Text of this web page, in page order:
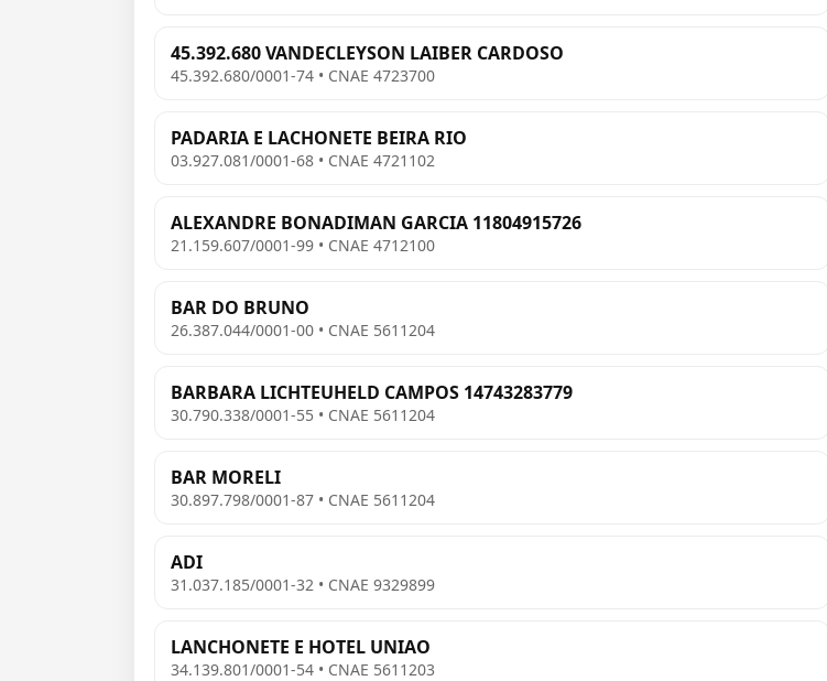
45.392.680 VANDECLEYSON LAIBER CARDOSO
45.392.680/0001-74 • CNAE 4723700
PADARIA E LACHONETE BEIRA RIO
03.927.081/0001-68 • CNAE 4721102
ALEXANDRE BONADIMAN GARCIA 11804915726
21.159.607/0001-99 • CNAE 4712100
BAR DO BRUNO
26.387.044/0001-00 • CNAE 5611204
BARBARA LICHTEUHELD CAMPOS 14743283779
30.790.338/0001-55 • CNAE 5611204
BAR MORELI
30.897.798/0001-87 • CNAE 5611204
ADI
31.037.185/0001-32 • CNAE 9329899
LANCHONETE E HOTEL UNIAO
34.139.801/0001-54 • CNAE 5611203